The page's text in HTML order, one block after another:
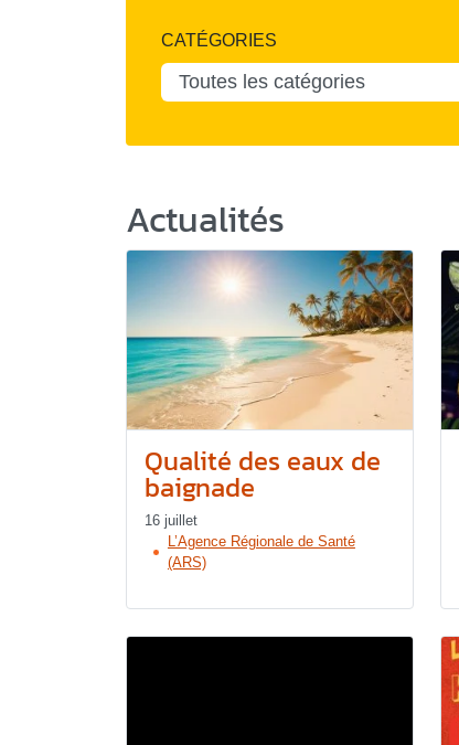
CATÉGORIES
Actualités
Qualité des eaux de
baignade
16 juillet
L’Agence Régionale de Santé
(ARS)